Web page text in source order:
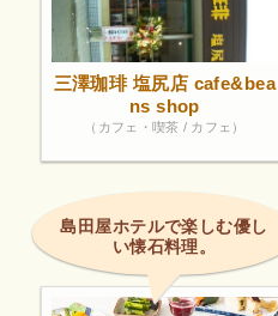
三澤珈琲 塩尻店 cafe&bea
ns shop
（カフェ・喫茶 / カフェ）
島田屋ホテルで楽しむ優し
い懐石料理。